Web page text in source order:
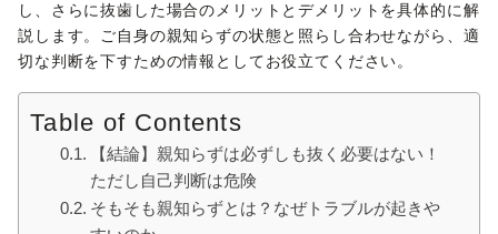
し、さらに抜歯した場合のメリットとデメリットを具体的に解
説します。ご自身の親知らずの状態と照らし合わせながら、適
切な判断を下すための情報としてお役立てください。
Table of Contents
【結論】親知らずは必ずしも抜く必要はない！
ただし自己判断は危険
そもそも親知らずとは？なぜトラブルが起きや